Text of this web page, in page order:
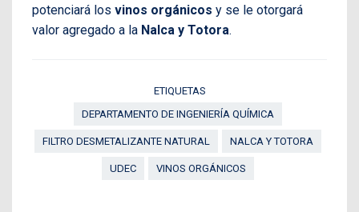
potenciará los vinos orgánicos y se le otorgará
valor agregado a la Nalca y Totora.
ETIQUETAS
DEPARTAMENTO DE INGENIERÍA QUÍMICA
FILTRO DESMETALIZANTE NATURAL NALCA Y TOTORA
UDEC VINOS ORGÁNICOS